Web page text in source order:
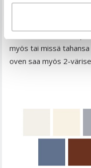
musta,
myös tai missä tahansa
oven saa myös 2-